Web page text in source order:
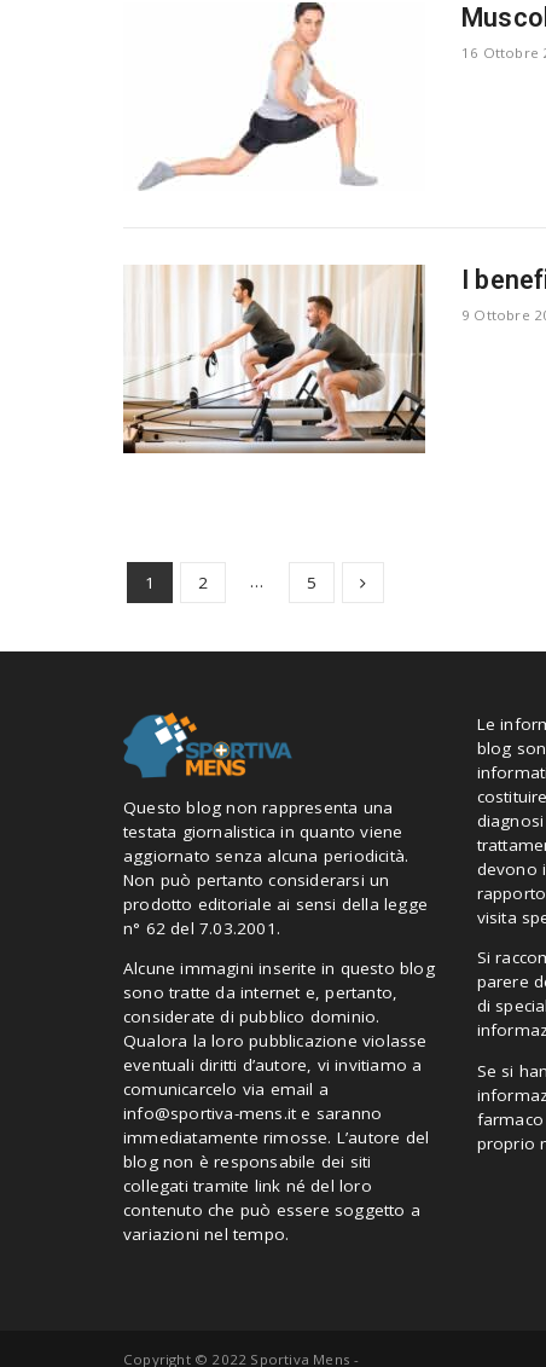
16 Ottobre
I
9 Ottobre
1 2 … 5
Questo blog non rappresenta una
testata giornalistica in quanto viene
aggiornato senza alcuna periodicità.
Non può pertanto considerarsi un
prodotto editoriale ai sensi della legge
n° 62 del 7.03.2001.
Alcune immagini inserite in questo blog
sono tratte da internet e, pertanto,
considerate di pubblico dominio.
Qualora la loro pubblicazione violasse
eventuali diritti d’autore, vi invitiamo a
comunicarcelo via email a
info@sportiva-mens.ite saranno
immediatamente rimosse. L’autore del
blog non è responsabile dei siti
collegati tramite link né del loro
contenuto che può essere soggetto a
variazioni nel tempo.
Le
blog
devono
visita
Si
parere
di
Se si
proprio
Copyright © 2022 Sportiva Mens -